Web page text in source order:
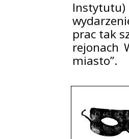
prac tak
rejonach
miasto”.